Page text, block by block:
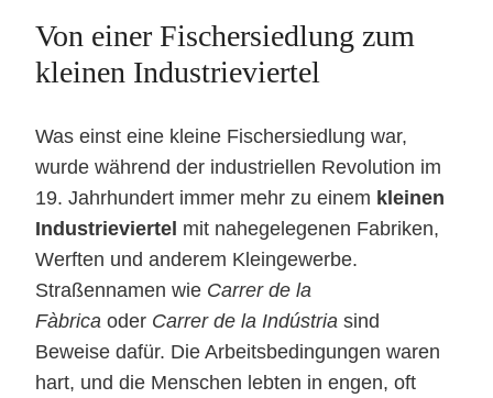
Von einer Fischersiedlung zum
kleinen Industrieviertel
Was einst eine kleine Fischersiedlung war,
wurde während der industriellen Revolution im
19. Jahrhundert immer mehr zu einem kleinen
Industrieviertel mit nahegelegenen Fabriken,
Werften und anderem Kleingewerbe.
Straßennamen wie Carrer de la
Fàbrica oder Carrer de la Indústria sind
Beweise dafür. Die Arbeitsbedingungen waren
hart, und die Menschen lebten in engen, oft